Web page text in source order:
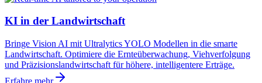
KI in der Landwirtschaft
Bringe Vision AI mit Ultralytics YOLO Modellen in die smarte
Landwirtschaft. Optimiere die Ernteüberwachung, Viehverfolgung
und Präzisionslandwirtschaft für höhere, intelligentere Erträge.